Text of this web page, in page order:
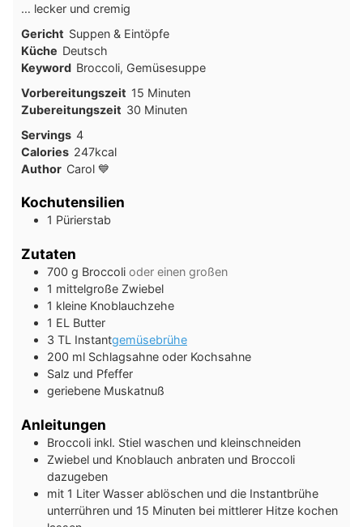
… lecker und cremig
Gericht Suppen & Eintöpfe
Küche Deutsch
Keyword Broccoli, Gemüsesuppe
Vorbereitungszeit 15Minuten
Minuten
Zubereitungszeit 30Minuten
Minuten
Servings 4
Calories 247kcal
Author Carol 💙
Kochutensilien
1 Pürierstab
Zutaten
700 g Broccoli oder einen großen
1 mittelgroße Zwiebel
1 kleine Knoblauchzehe
1 EL Butter
3 TL Instantgemüsebrühe
200 ml Schlagsahne oder Kochsahne
Salz und Pfeffer
geriebene Muskatnuß
Anleitungen
Broccoli inkl. Stiel waschen und kleinschneiden
Zwiebel und Knoblauch anbraten und Broccoli
dazugeben
mit 1 Liter Wasser ablöschen und die Instantbrühe
unterrühren und 15 Minuten bei mittlerer Hitze kochen